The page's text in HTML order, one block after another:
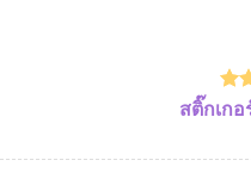
สติ๊กเกอ